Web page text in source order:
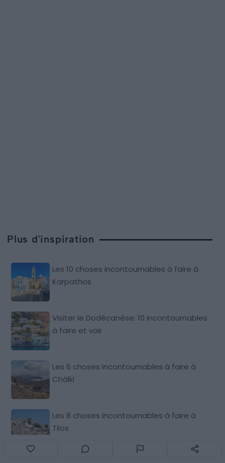
Plus d'inspiration
Les 10 choses incontournables à faire à
Karpathos
Visiter le Dodécanèse: 10 incontournables
à faire et voir
Les 6 choses incontournables à faire à
Chálki
Les 8 choses incontournables à faire à
Tilos